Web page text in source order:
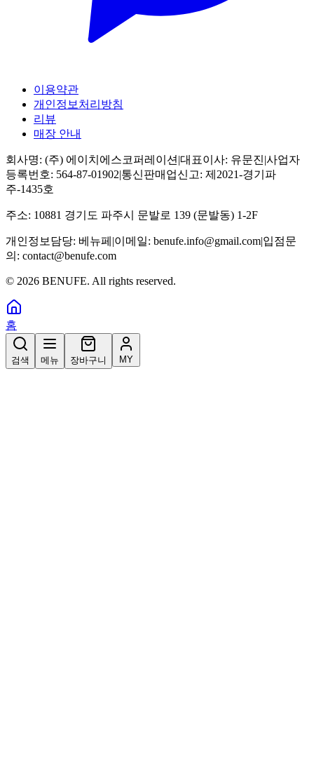
이용약관
개인정보처리방침
리뷰
매장 안내
회사명: (주) 에이치에스코퍼레이션 |대표이사: 유문진|사업자
등록번호: 564-87-01902|통신판매업신고: 제2021-경기파
주-1435호
주소: 10881 경기도 파주시 문발로 139 (문발동) 1-2F
개인정보담당: 베뉴페 |이메일: benufe.info@gmail.com|입점문
의: contact@benufe.com
© 2026 BENUFE. All rights reserved.
홈
검색 메뉴 장바구니 MY